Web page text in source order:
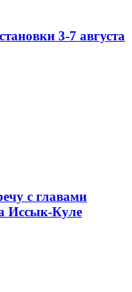
3-7 августа
с главами
Иссык-Куле